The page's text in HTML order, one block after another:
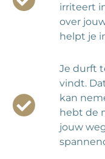
irriteert
over
helpt je
Je durft
vindt.
kan
hebt de
jouw